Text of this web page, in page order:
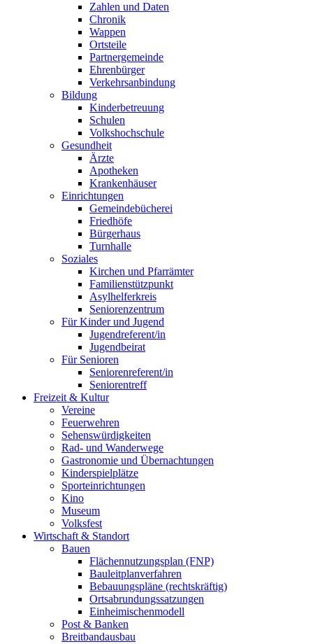
Zahlen und Daten
Chronik
Wappen
Ortsteile
Partnergemeinde
Ehrenbürger
Verkehrsanbindung
Bildung
Kinderbetreuung
Schulen
Volkshochschule
Gesundheit
Ärzte
Apotheken
Krankenhäuser
Einrichtungen
Gemeindebücherei
Friedhöfe
Bürgerhaus
Turnhalle
Soziales
Kirchen und Pfarrämter
Familienstützpunkt
Asylhelferkreis
Seniorenzentrum
Für Kinder und Jugend
Jugendreferent/in
Jugendbeirat
Für Senioren
Seniorenreferent/in
Seniorentreff
Freizeit & Kultur
Vereine
Feuerwehren
Sehenswürdigkeiten
Rad- und Wanderwege
Gastronomie und Übernachtungen
Kinderspielplätze
Sporteinrichtungen
Kino
Museum
Volksfest
Wirtschaft & Standort
Bauen
Flächennutzungsplan (FNP)
Bauleitplanverfahren
Bebauungspläne (rechtskräftig)
Ortsabrundungssatzungen
Einheimischenmodell
Post & Banken
Breitbandausbau